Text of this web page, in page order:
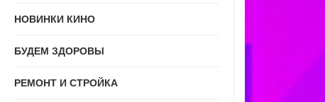
НОВИНКИ КИНО
БУДЕМ ЗДОРОВЫ
РЕМОНТ И СТРОЙКА